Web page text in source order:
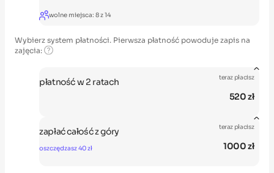
wolne miejsca: 8z14
Wybierz system płatności. Pierwsza płatność powoduje zapis na
zajęcia:
płatność w 2 ratach teraz płacisz
520 zł
I rata
520 zł
zapłać całość z góry
oszczędzasz 40 zł
teraz płacisz
1000 zł